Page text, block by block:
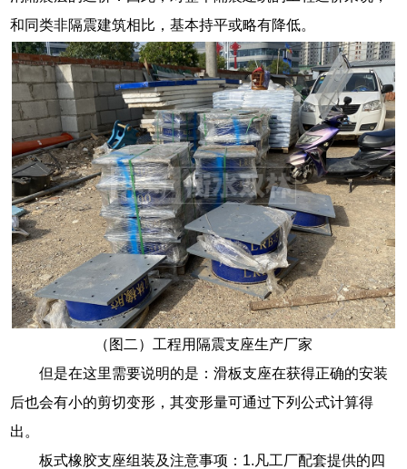
和同类非隔震建筑相比，基本持平或略有降低。
（图二）工程用隔震支座生产厂家
但是在这里需要说明的是：滑板支座在获得正确的安装
后也会有小的剪切变形，其变形量可通过下列公式计算得
出。
板式橡胶支座组装及注意事项：1.凡工厂配套提供的四